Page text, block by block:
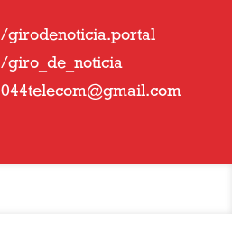
/girodenoticia.portal
/giro_de_noticia
044telecom@gmail.com